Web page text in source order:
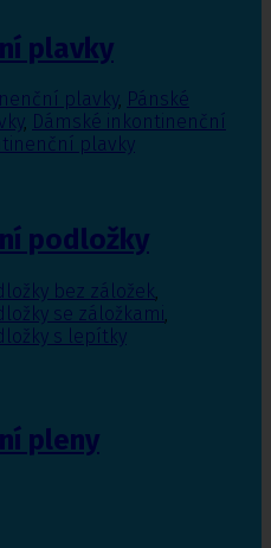
plavky
plavky, Pánské
, Dámské inkontinenční
plavky
podložky
bez záložek,
se záložkami,
s lepítky
pleny